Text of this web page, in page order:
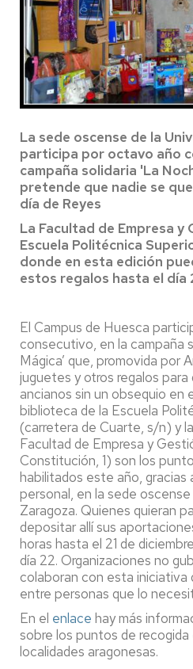
La sede oscense de la
participa por octavo año
campaña solidaria 'La
pretende que nadie se
día de Reyes
La Facultad de Empresa y
Escuela Politécnica
donde en esta edición
estos regalos hasta el día
El Campus de Huesca
consecutivo, en la campaña
Mágica’ que, promovida por
juguetes y otros regalos para
ancianos sin un obsequio en
biblioteca de la Escuela
(carretera de Cuarte, s/n) y
Facultad de Empresa y
Constitución, 1) son los
habilitados este año, gracias
personal, en la sede
Zaragoza. Quienes quieran
depositar allí sus
horas hasta el 21 de
día 22. Organizaciones no
colaboran con esta iniciativa
entre personas que lo
En el enlace hay más
sobre los puntos de
localidades aragonesas.